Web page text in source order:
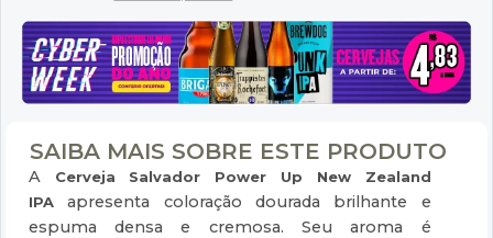
SAIBA MAIS SOBRE ESTE PRODUTO
A
Cerveja Salvador Power Up New Zealand
IPAapresenta coloração dourada brilhante e
espuma densa e cremosa. Seu aroma é